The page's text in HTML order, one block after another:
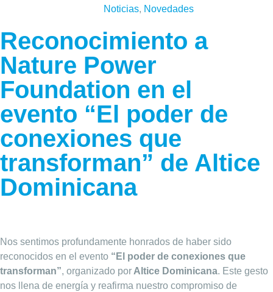
Noticias, Novedades
Reconocimiento a
Nature Power
Foundation en el
evento “El poder de
conexiones que
transforman” de Altice
Dominicana
Nos sentimos profundamente honrados de haber sido
reconocidos en el evento “El poder de conexiones que
transforman”, organizado por Altice Dominicana. Este gesto
nos llena de energía y reafirma nuestro compromiso de